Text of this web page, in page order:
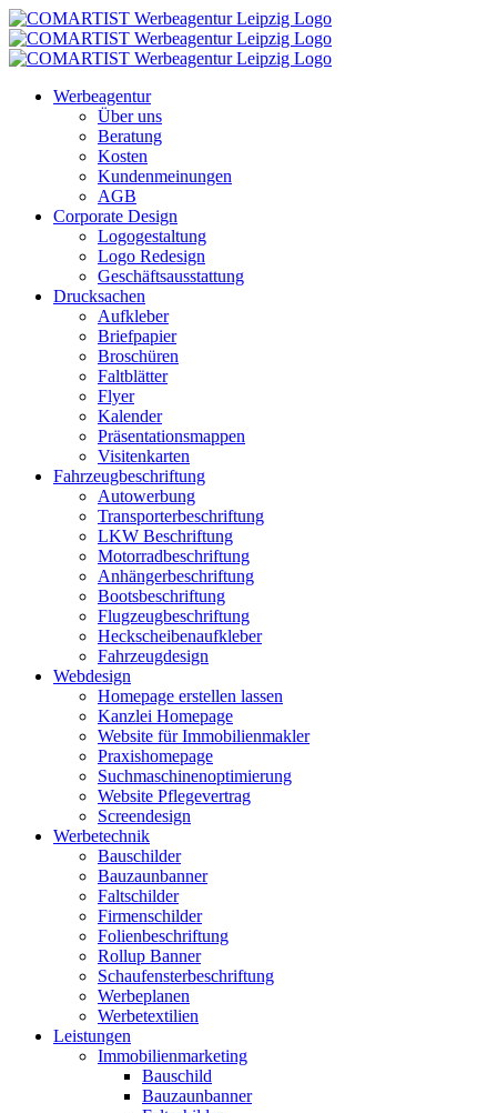
Zum
Inhalt
springen
Werbeagentur
Über uns
Beratung
Kosten
Kundenmeinungen
AGB
Corporate Design
Logogestaltung
Logo Redesign
Geschäftsausstattung
Drucksachen
Aufkleber
Briefpapier
Broschüren
Faltblätter
Flyer
Kalender
Präsentationsmappen
Visitenkarten
Fahrzeugbeschriftung
Autowerbung
Transporterbeschriftung
LKW Beschriftung
Motorradbeschriftung
Anhängerbeschriftung
Bootsbeschriftung
Flugzeugbeschriftung
Heckscheibenaufkleber
Fahrzeugdesign
Webdesign
Homepage erstellen lassen
Kanzlei Homepage
Website für Immobilienmakler
Praxishomepage
Suchmaschinenoptimierung
Website Pflegevertrag
Screendesign
Werbetechnik
Bauschilder
Bauzaunbanner
Faltschilder
Firmenschilder
Folienbeschriftung
Rollup Banner
Schaufensterbeschriftung
Werbeplanen
Werbetextilien
Leistungen
Immobilienmarketing
Bauschild
Bauzaunbanner